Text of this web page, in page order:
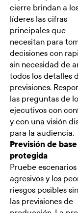
cierre brindan a
líderes las cifras
principales que
necesitan para
decisiones con
sin necesidad de
todos los detalles
previsiones.
las preguntas de
ejecutivos con
y con una visión
para la audiencia.
Previsión de base
protegida
Pruebe escenarios
agresivos y los
riesgos posibles
las previsiones de